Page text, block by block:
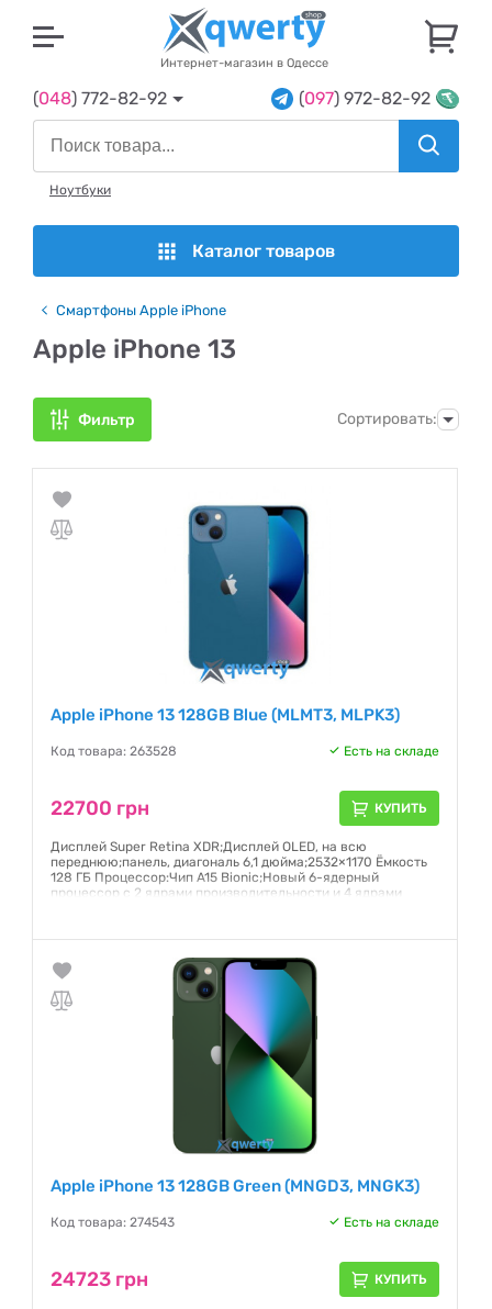
Интернет-магазин в Одессе
(048) 772-82-92 (097) 972-82-92
Ноутбуки
Каталог товаров
Смартфоны Apple iPhone
Apple iPhone 13
Фильтр Сортировать:
Apple iPhone 13 128GB Blue (MLMT3, MLPK3)
Код товара: 263528 Есть на складе
22700 грн КУПИТЬ
Дисплей Super Retina XDR;Дисплей OLED, на всю
переднюю;панель, диагональ 6,1 дюйма;2532×1170 Ёмкость
128 ГБ Процессор:Чип A15 Bionic;Новый 6-ядерный
процессор с 2 ядрами производительности и 4 ядрами
Гарантия:6 месяцев
Apple iPhone 13 128GB Green (MNGD3, MNGK3)
Код товара: 274543 Есть на складе
24723 грн КУПИТЬ